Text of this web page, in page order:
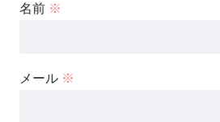
名前 ※
メール ※